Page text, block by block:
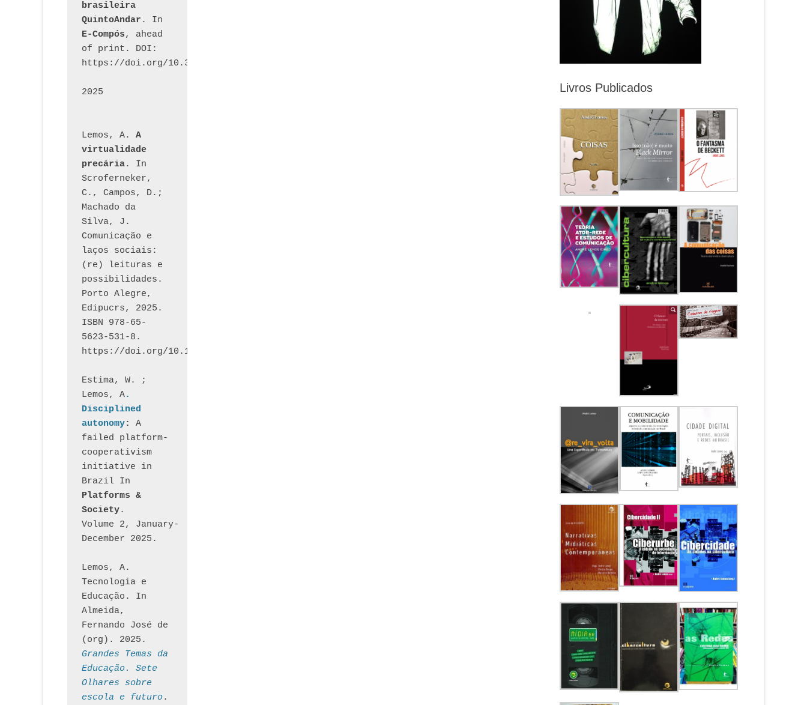
Livros Publicados
brasileira
QuintoAndar
E-Compós, ahead
of print. DOI:
https://doi.org/10.30962/ecomps.3231
2025
Lemos, A. A
virtualidade
precária. In
Scroferneker,
C., Campos, D.;
Machado da
Silva, J.
Comunicação e
laços sociais:
(re) leituras e
possibilidades.
Porto Alegre,
Edipucrs, 2025.
ISBN 978-65-
5623-531-8.
https://doi.org/10.15448/1877.3
Estima, W. ;
Lemos, A.
Disciplined
autonomy: A
failed platform-
cooperativism
initiative in
Brazil In
Platforms &
Society.
Volume 2, January-
December 2025.
Lemos, A.
Tecnologia e
Educação. In
Almeida,
Fernando José de
Grandes Temas da
Educação. Sete
Olhares sobre
escola e futuro.